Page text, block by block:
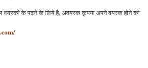
वयस्कों के पढ़ने के लिये है, अवयस्क कृपया अपने वयस्क होने की